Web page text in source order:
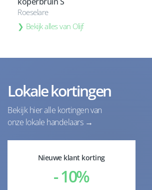
Roeselare
Bekijk alles van Olijf
Lokale kortingen
Bekijk hier alle kortingen van
onze lokale handelaars →
Nieuwe klant korting
- 10%